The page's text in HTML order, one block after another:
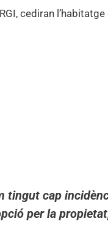
cediran l’habitatge
tingut cap
per la